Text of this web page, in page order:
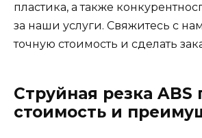
пластика, а также
за наши услуги. Свяжитесь с
точную стоимость и сделать
Струйная резка ABS
стоимость и